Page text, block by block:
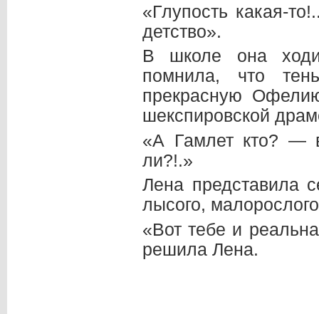
«Глупость какая-
детство».
В школе она
помнила, что
прекрасную
шекспировской
«А Гамлет кто? —
ли?!.»
Лена представила
лысого,
«Вот тебе и
решила Лена.